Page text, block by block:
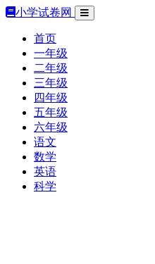
小学试卷网
首页
一年级
二年级
三年级
四年级
五年级
六年级
语文
数学
英语
科学